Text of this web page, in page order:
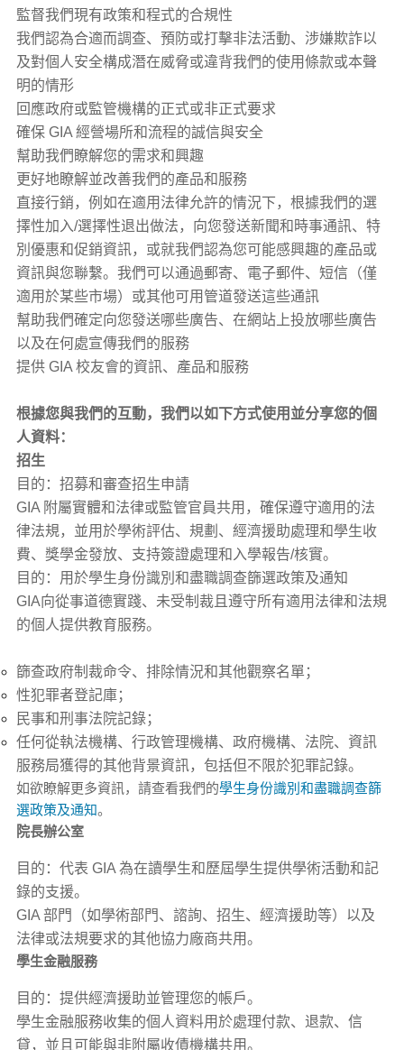
監督我們現有政策和程式的合規性
我們認為合適而調查、預防或打擊非法活動、涉嫌欺詐以
及對個人安全構成潛在威脅或違背我們的使用條款或本聲
明的情形
回應政府或監管機構的正式或非正式要求
確保 GIA 經營場所和流程的誠信與安全
幫助我們瞭解您的需求和興趣
更好地瞭解並改善我們的產品和服務
直接行銷，例如在適用法律允許的情況下，根據我們的選
擇性加入/選擇性退出做法，向您發送新聞和時事通訊、特
別優惠和促銷資訊，或就我們認為您可能感興趣的產品或
資訊與您聯繫。我們可以通過郵寄、電子郵件、短信（僅
適用於某些市場）或其他可用管道發送這些通訊
幫助我們確定向您發送哪些廣告、在網站上投放哪些廣告
以及在何處宣傳我們的服務
提供 GIA 校友會的資訊、產品和服務
根據您與我們的互動，我們以如下方式使用並分享您的個
人資料：
招生
目的：招募和審查招生申請
GIA 附屬實體和法律或監管官員共用，確保遵守適用的法
律法規，並用於學術評估、規劃、經濟援助處理和學生收
費、獎學金發放、支持簽證處理和入學報告/核實。
目的：用於學生身份識別和盡職調查篩選政策及通知
GIA向從事道德實踐、未受制裁且遵守所有適用法律和法規
的個人提供教育服務。
篩查政府制裁命令、排除情況和其他觀察名單；
性犯罪者登記庫；
民事和刑事法院記錄；
任何從執法機構、行政管理機構、政府機構、法院、資訊
服務局獲得的其他背景資訊，包括但不限於犯罪記錄。
如欲瞭解更多資訊，請查看我們的學生身份識別和盡職調查篩
選政策及通知。
院長辦公室
目的：代表 GIA 為在讀學生和歷屆學生提供學術活動和記
錄的支援。
GIA 部門（如學術部門、諮詢、招生、經濟援助等）以及
法律或法規要求的其他協力廠商共用。
學生金融服務
目的：提供經濟援助並管理您的帳戶。
學生金融服務收集的個人資料用於處理付款、退款、信
貸，並且可能與非附屬收債機構共用。